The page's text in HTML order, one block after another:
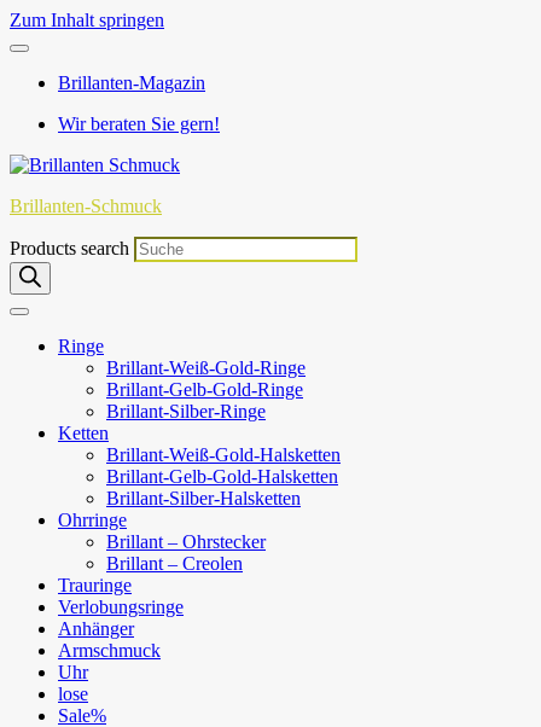
Zum Inhalt springen
Brillanten-Magazin
Wir beraten Sie gern!
Brillanten-Schmuck
Products search
Ringe
Brillant-Weiß-Gold-Ringe
Brillant-Gelb-Gold-Ringe
Brillant-Silber-Ringe
Ketten
Brillant-Weiß-Gold-Halsketten
Brillant-Gelb-Gold-Halsketten
Brillant-Silber-Halsketten
Ohrringe
Brillant – Ohrstecker
Brillant – Creolen
Trauringe
Verlobungsringe
Anhänger
Armschmuck
Uhr
lose
Sale%